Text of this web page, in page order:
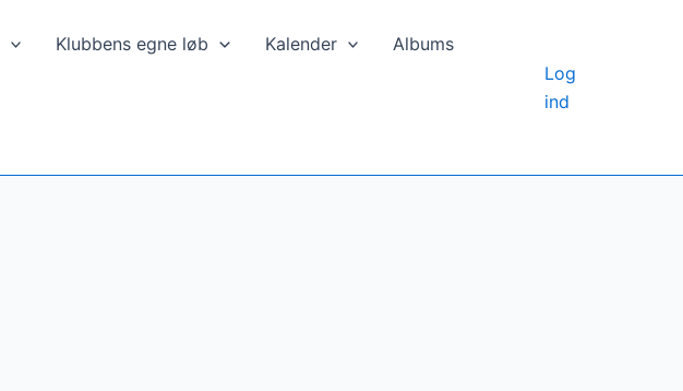
Klubbens egne løb Kalender Albums
Log
ind